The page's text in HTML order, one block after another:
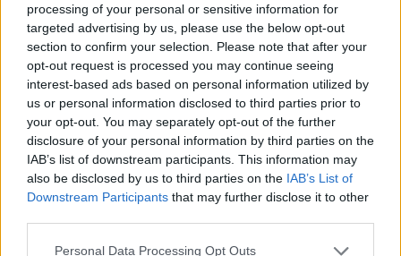
processing of your personal or sensitive information for
targeted advertising by us, please use the below opt-out
section to confirm your selection. Please note that after your
opt-out request is processed you may continue seeing
interest-based ads based on personal information utilized by
us or personal information disclosed to third parties prior to
your opt-out. You may separately opt-out of the further
disclosure of your personal information by third parties on the
IAB’s list of downstream participants. This information may
also be disclosed by us to third parties on the IAB’s List of
Downstream Participants that may further disclose it to other
Personal Data Processing Opt Outs
ηλεκτροσόκ, τα ηλεκτρόδια στο δέρμα
τους και τις φωνές των γιατρών.
Η παρακολούθηση του εγκεφάλου σε
πραγματικό χρόνουποστήριξε την
πιθανότητα ότι παρά τη μειωμένη
καρδιακή δραστηριότητα, υπήρχε